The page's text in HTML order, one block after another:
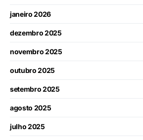
janeiro 2026
dezembro 2025
novembro 2025
outubro 2025
setembro 2025
agosto 2025
julho 2025